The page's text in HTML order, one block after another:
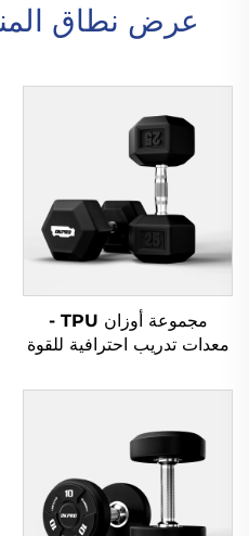
عرض نطاق
مجموعة أوزان TPU -
معدات تدريب احترافية للقوة